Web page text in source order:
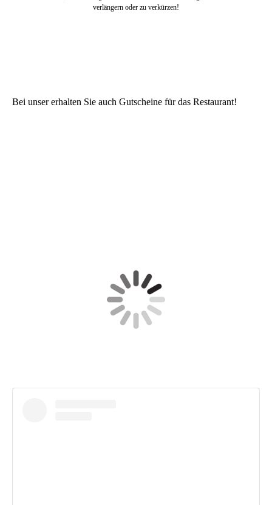
verlängern oder zu verkürzen!
Bei unser erhalten Sie auch Gutscheine für das Restaurant!